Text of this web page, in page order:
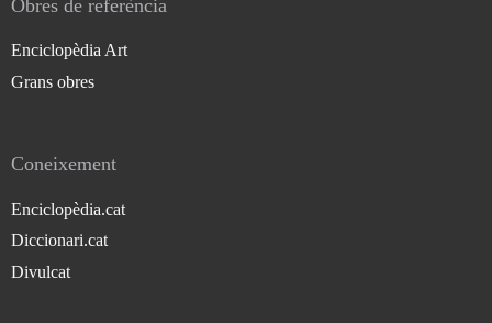
Obres de referència
Enciclopèdia Art
Grans obres
Coneixement
Enciclopèdia.cat
Diccionari.cat
Divulcat